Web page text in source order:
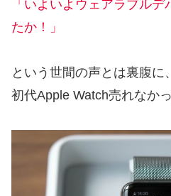
「いよいよウェアラブル
たか！」
という世間の声とは裏腹
初代Apple Watch売れなか